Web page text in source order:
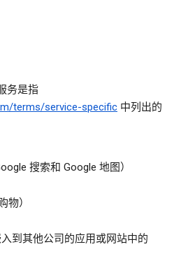
务是指
terms/service-specific 中列出的
搜索和 Google 地图）
物）
到其他公司的应用或网站中的